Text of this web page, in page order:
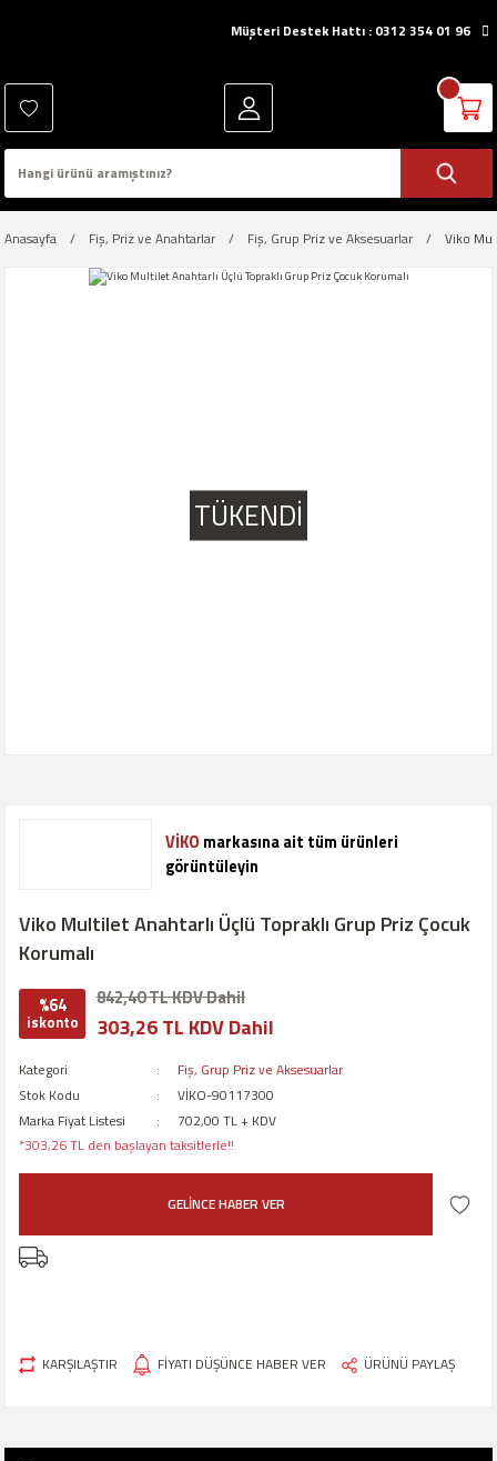
Müşteri Destek Hattı : 0312 354 01 96
Anasayfa Fiş, Priz ve Anahtarlar Fiş, Grup Priz ve Aksesuarlar Viko
TÜKENDİ
VİKO markasına ait tüm ürünleri
görüntüleyin
Viko Multilet Anahtarlı Üçlü Topraklı Grup Priz Çocuk
Korumalı
%64
iskonto
842,40 TL KDV Dahil
303,26 TL KDV Dahil
Kategori
Fiş, Grup Priz ve Aksesuarlar
Stok Kodu
VİKO-90117300
Marka Fiyat Listesi
702,00 TL + KDV
*303,26 TL den başlayan taksitlerle!!
GELİNCE HABER VER
KARŞILAŞTIR FİYATI DÜŞÜNCE HABER VER ÜRÜNÜ PAYLAŞ